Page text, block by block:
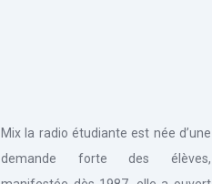
Mix la radio étudiante est née d’une
demande forte des élèves,